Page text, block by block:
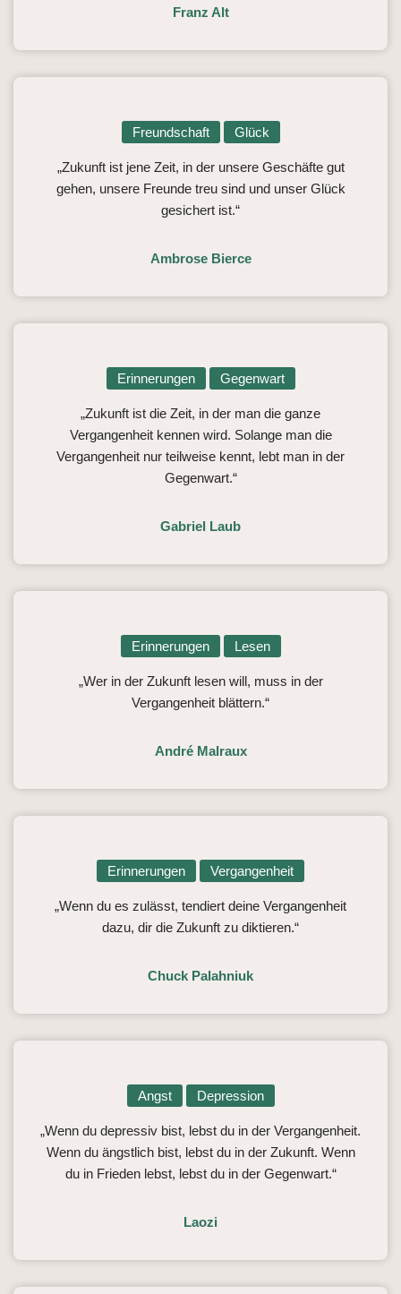
Franz Alt
Freundschaft Glück
„Zukunft ist jene Zeit, in der unsere Geschäfte gut
gehen, unsere Freunde treu sind und unser Glück
gesichert ist.“
Ambrose Bierce
Erinnerungen Gegenwart
„Zukunft ist die Zeit, in der man die ganze
Vergangenheit kennen wird. Solange man die
Vergangenheit nur teilweise kennt, lebt man in der
Gegenwart.“
Gabriel Laub
Erinnerungen Lesen
„Wer in der Zukunft lesen will, muss in der
Vergangenheit blättern.“
André Malraux
Erinnerungen Vergangenheit
„Wenn du es zulässt, tendiert deine Vergangenheit
dazu, dir die Zukunft zu diktieren.“
Chuck Palahniuk
Angst Depression
„Wenn du depressiv bist, lebst du in der Vergangenheit.
Wenn du ängstlich bist, lebst du in der Zukunft. Wenn
du in Frieden lebst, lebst du in der Gegenwart.“
Laozi